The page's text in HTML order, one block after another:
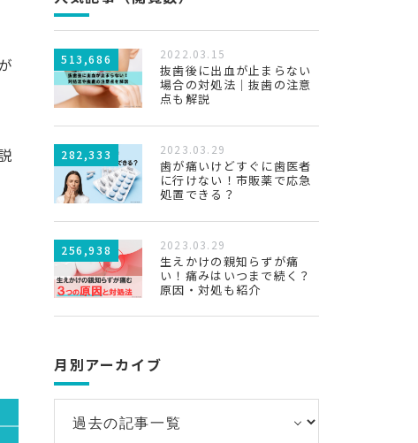
513,686 2022.03.15
抜歯後に出血が止まらない
場合の対処法｜抜歯の注意
点も解説
282,333 2023.03.29
歯が痛いけどすぐに歯医者
に行けない！市販薬で応急
処置できる？
256,938 2023.03.29
生えかけの親知らずが痛
い！痛みはいつまで続く？
原因・対処も紹介
月別アーカイブ